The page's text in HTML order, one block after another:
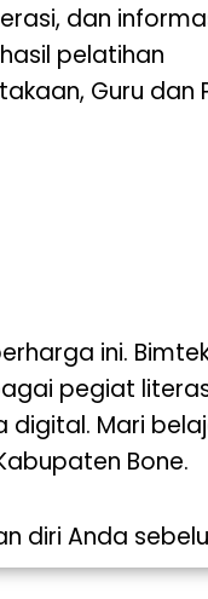
dan
pelatihan
Guru dan
ini.
pegiat
Mari
Bone.
diri Anda